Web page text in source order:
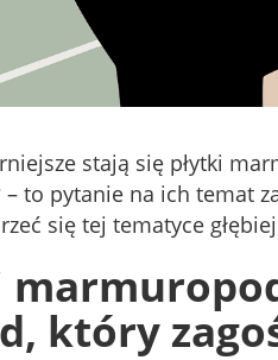
stają się płytki
– to pytanie na ich temat
się tej tematyce
który